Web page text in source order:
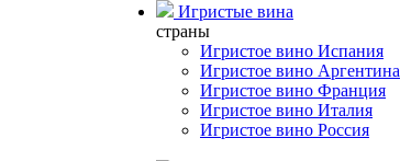
Игристые вина
страны
Игристое вино Испания
Игристое вино Аргентина
Игристое вино Франция
Игристое вино Италия
Игристое вино Россия